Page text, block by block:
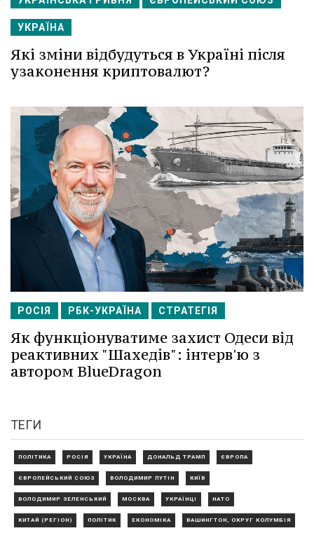
УКРАЇНА
Які зміни відбудуться в Україні після
узаконення криптовалют?
РОСІЯ РБК-УКРАЇНА СТРАТЕГІЯ
Як функціонуватиме захист Одеси від
реактивних "Шахедів": інтерв'ю з
автором BlueDragon
ТЕГИ
ПОЛІТИКА РОСІЯ УКРАЇНА ДОНАЛЬД ТРАМП ЄВРОПА
ЄВРОПЕЙСЬКИЙ СОЮЗ ВОЛОДИМИР ПУТІН КИЇВ
ВОЛОДИМИР ЗЕЛЕНСЬКИЙ МОСКВА УКРАЇНЦІ НАТО
КИТАЙ (РЕГІОН) ПОЛІТИК ЕКОНОМІКА ВАШИНГТОН, ОКРУГ КОЛУМБІЯ